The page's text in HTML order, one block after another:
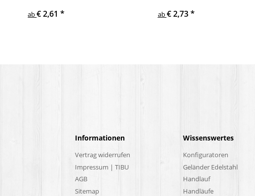
ab€ 2,61*
ab€ 2,73*
Informationen
Vertrag widerrufen
Impressum | TIBU
AGB
Sitemap
Wissenswertes
Konfiguratoren
Geländer Edelstahl
Handlauf
Handläufe